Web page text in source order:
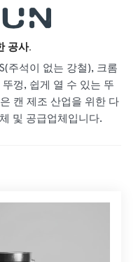
공사.
주석이 없는 강철), 크롬
껑, 쉽게 열 수 있는 뚜
캔 제조 산업을 위한 다
및 공급업체입니다.